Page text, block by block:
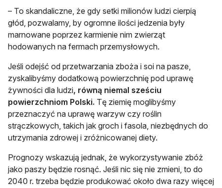
– To skandaliczne, że gdy setki milionów ludzi cierpią
głód, pozwalamy, by ogromne ilości jedzenia były
marnowane poprzez karmienie nim zwierząt
hodowanych na fermach przemysłowych.
Jeśli odejść od przetwarzania zboża i soi na pasze,
zyskalibyśmy dodatkową powierzchnię pod uprawę
żywności dla ludzi, równą niemal sześciu
powierzchniom Polski. Tę ziemię moglibyśmy
przeznaczyć na uprawę warzyw czy roślin
strączkowych, takich jak groch i fasola, niezbędnych do
utrzymania zdrowej i zróżnicowanej diety.
Prognozy wskazują jednak, że wykorzystywanie zbóż
jako paszy będzie rosnąć. Jeśli nic się nie zmieni, to do
2040 r. trzeba będzie produkować około dwa razy więcej